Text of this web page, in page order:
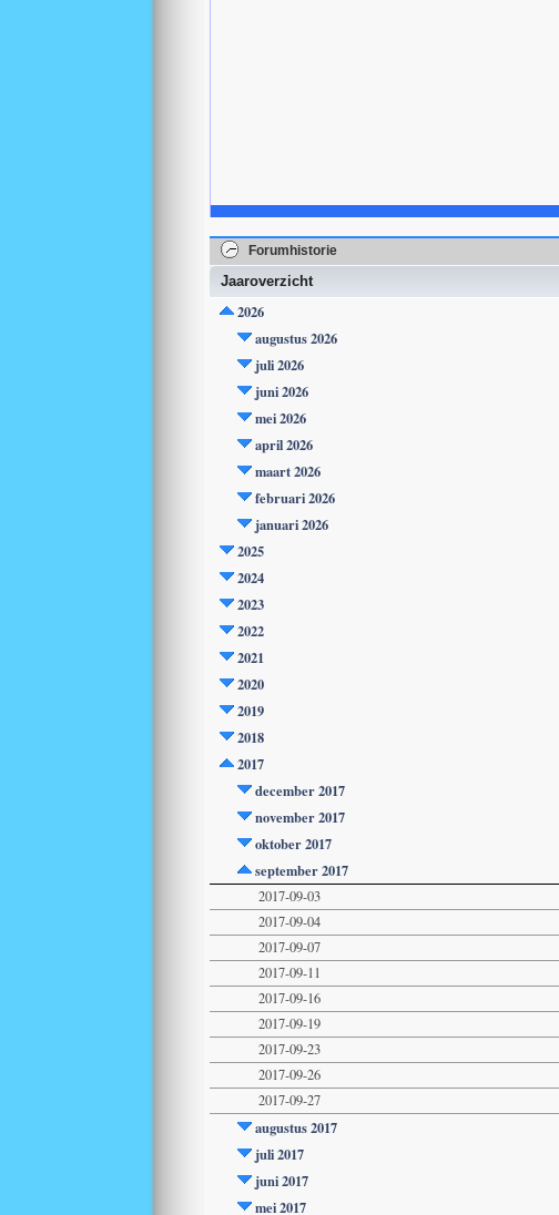
Forumhistorie
Jaaroverzicht
2026
augustus 2026
juli 2026
juni 2026
mei 2026
april 2026
maart 2026
februari 2026
januari 2026
2025
2024
2023
2022
2021
2020
2019
2018
2017
december 2017
november 2017
oktober 2017
september 2017
2017-09-03
2017-09-04
2017-09-07
2017-09-11
2017-09-16
2017-09-19
2017-09-23
2017-09-26
2017-09-27
augustus 2017
juli 2017
juni 2017
mei 2017